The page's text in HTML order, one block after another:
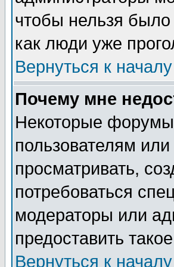
чтобы нельзя было
как люди уже
Вернуться к началу
Почему мне
Некоторые
пользователям
просматривать,
потребоваться
модераторы или
предоставить
Вернуться к началу